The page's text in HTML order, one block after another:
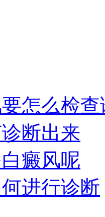
怎么检
断出来
癜风呢
进行诊断